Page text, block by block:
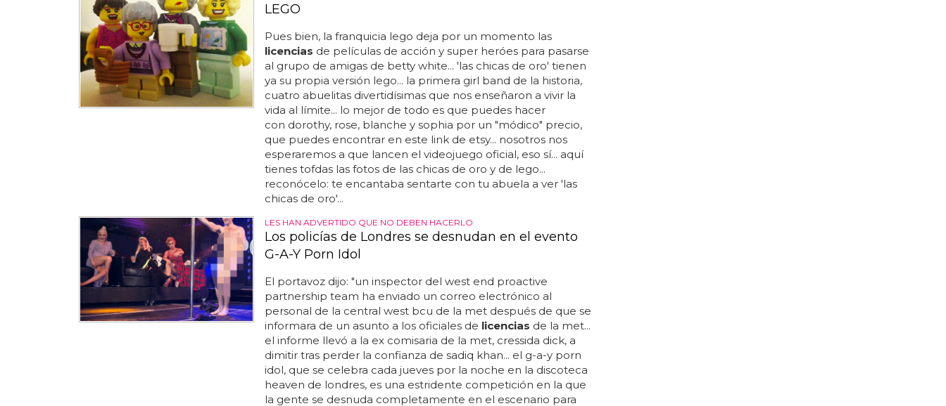
LEGO
Pues bien, la franquicia lego deja por un momento las
licencias de películas de acción y super heróes para pasarse
al grupo de amigas de betty white... 'las chicas de oro' tienen
ya su propia versión lego... la primera girl band de la historia,
cuatro abuelitas divertidísimas que nos enseñaron a vivir la
vida al límite... lo mejor de todo es que puedes hacer
con dorothy, rose, blanche y sophia por un "módico" precio,
que puedes encontrar en este link de etsy... nosotros nos
esperaremos a que lancen el videojuego oficial, eso sí... aquí
tienes tofdas las fotos de las chicas de oro y de lego...
reconócelo: te encantaba sentarte con tu abuela a ver 'las
chicas de oro'...
LES HAN ADVERTIDO QUE NO DEBEN HACERLO
Los policías de Londres se desnudan en el evento
G-A-Y Porn Idol
El portavoz dijo: "un inspector del west end proactive
partnership team ha enviado un correo electrónico al
personal de la central west bcu de la met después de que se
informara de un asunto a los oficiales de licencias de la met...
el informe llevó a la ex comisaria de la met, cressida dick, a
dimitir tras perder la confianza de sadiq khan... el g-a-y porn
idol, que se celebra cada jueves por la noche en la discoteca
heaven de londres, es una estridente competición en la que
la gente se desnuda completamente en el escenario para